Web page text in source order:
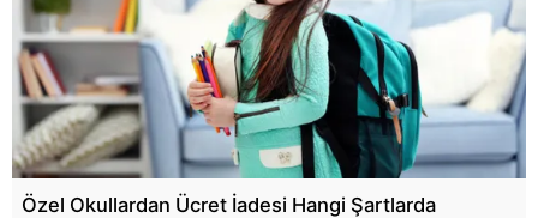
Özel Okullardan Ücret İadesi Hangi Şartlarda